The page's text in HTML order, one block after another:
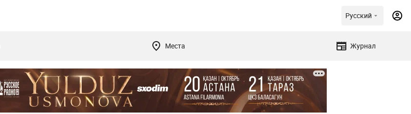
Русский
Места Журнал